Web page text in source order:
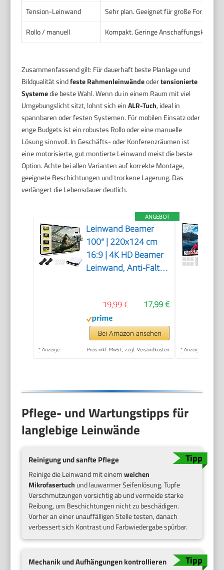
Tension-Leinwand
Sehr plan. Geeignet für große Formate
Rollo / manuell
Kompakt. Geringe
Zusammenfassend gilt: Für dauerhaft beste Planlage und
Bildqualität sindfeste Rahmenleinwändeodertensionierte
Systemedie beste Wahl. Wenn du in einem Raum mit viel
Umgebungslicht sitzt, lohnt sich einALR-Tuch, ideal in
spannbaren oder festen Systemen. Für mobilen Einsatz oder
enge Budgets ist ein robustes Rollo oder eine manuelle
Lösung sinnvoll. In Geschäfts- oder Konferenzräumen ist
eine motorisierte, gut montierte Leinwand meist die beste
Option. Achte bei allen Varianten auf korrekte Montage,
geeignete Beschichtungen und trockene Lagerung. Das
verlängert die Lebensdauer deutlich.
ANGEBOT
Leinwand Beamer
100“ | 220x124 cm
16:9 | 4K HD Beamer
Leinwand, Anti-Falten
Faltbarer Projektor
Leinwand, für Büro,
Camping und
Heimkino (16:9-100
17,99 €
19,99 €
Bei Amazon ansehen
* Anzeige Preis inkl. MwSt., zzgl. Versandkosten * Anzeige
Pflege- und Wartungstipps für
langlebige Leinwände
Reinigung und sanfte Pflege
Reinige die Leinwand mit einemweichen
Mikrofasertuch und lauwarmer Seifenlösung. Tupfe
Verschmutzungen vorsichtig ab und vermeide starke
Reibung, um Beschichtungen nicht zu beschädigen.
Vorher an einer unauffälligen Stelle testen, danach
verbessert sich Kontrast und Farbwiedergabe spürbar.
Mechanik und Aufhängungen kontrollieren